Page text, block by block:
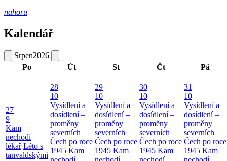
nahoru
Kalendář
Srpen2026
Po
Út St Čt Pá
27
9
Kam
nechodí
lékař Léto s
tanvaldskými
28
10
Vysídlení a
dosídlení –
proměny
severních
Čech po roce
1945 Kam
29
10
Vysídlení a
dosídlení –
proměny
severních
Čech po roce
1945 Kam
30
10
Vysídlení a
dosídlení –
proměny
severních
Čech po roce
1945 Kam
31
10
Vysídlení a
dosídlení –
proměny
severních
Čech po roce
1945 Kam